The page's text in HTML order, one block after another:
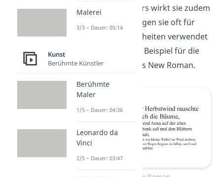
Aufgrund ihres Alters wirkt sie zudem
, weswegen sie oft für
formelle Angelegenheiten verwendet
wird. Ein bekanntes Beispiel für die
Antiqua ist die Times New Roman.
Malerei
3/3 – Dauer: 05:14
Kunst
Berühmte Künstler
Berühmte
Maler
1/5 – Dauer: 04:36
Leonardo da
Vinci
2/5 – Dauer: 03:47